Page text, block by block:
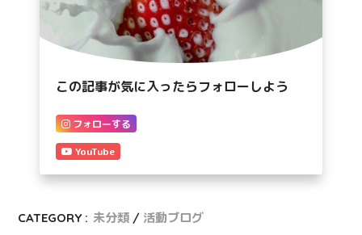
この記事が気に入ったらフォローしよう
フォローする
YouTube
CATEGORY : 未分類
活動ブログ